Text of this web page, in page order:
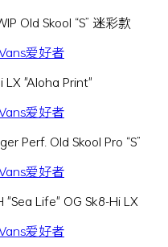
Old Skool “S” 迷彩款
LX "Aloha Print"
Perf. Old Skool Pro “S”
"Sea Life" OG Sk8-Hi LX